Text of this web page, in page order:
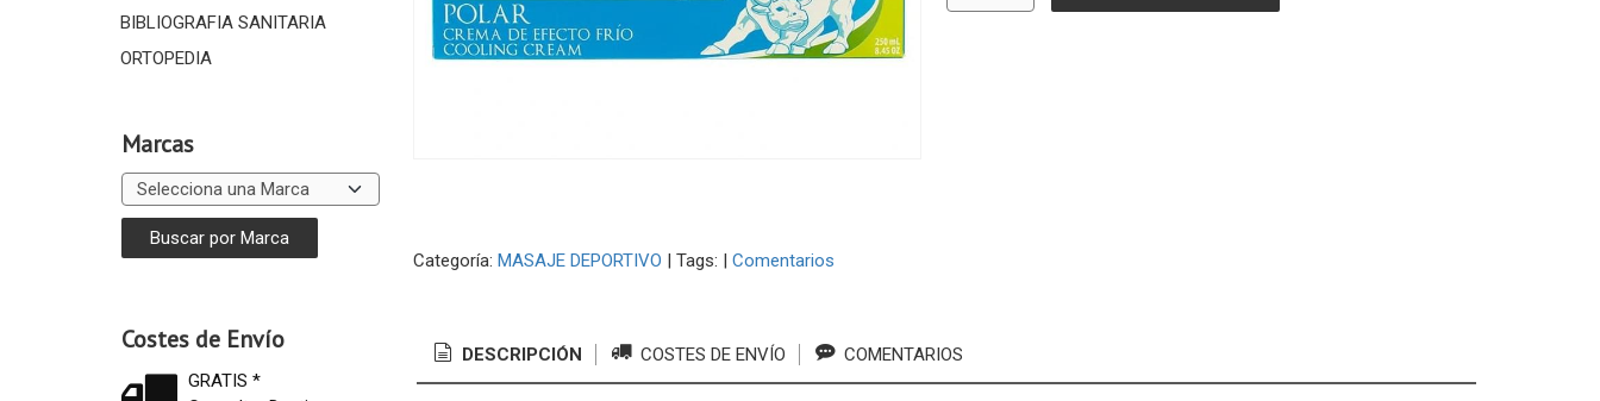
BIBLIOGRAFIA SANITARIA
ORTOPEDIA
Marcas
Costes de Envío
GRATIS *
Categoría: MASAJE DEPORTIVO | Tags: | Comentarios
DESCRIPCIÓN COSTES DE ENVÍO COMENTARIOS